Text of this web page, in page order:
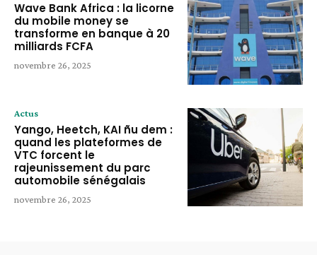
Wave Bank Africa : la licorne
du mobile money se
transforme en banque à 20
milliards FCFA
novembre 26, 2025
Actus
Yango, Heetch, KAI ñu dem :
quand les plateformes de
VTC forcent le
rajeunissement du parc
automobile sénégalais
novembre 26, 2025